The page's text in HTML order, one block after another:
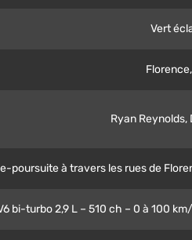
Vert
Ryan Reynolds,
poursuite à travers les rues de
bi-turbo 2,9 L – 510 ch – 0 à 100